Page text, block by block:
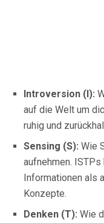
Introversion (I):
auf die Welt um
ruhig und
Sensing (S): Wie
aufnehmen.
Informationen als
Konzepte.
Denken (T): Wie